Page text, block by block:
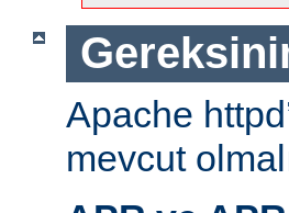
Apache
mevcut